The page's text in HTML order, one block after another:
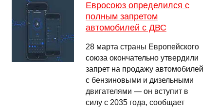
Евросоюз определился с
полным запретом
автомобилей с ДВС
28 марта страны Европейского
союза окончательно утвердили
запрет на продажу автомобилей
с бензиновыми и дизельными
двигателями — он вступит в
силу с 2035 года, сообщает